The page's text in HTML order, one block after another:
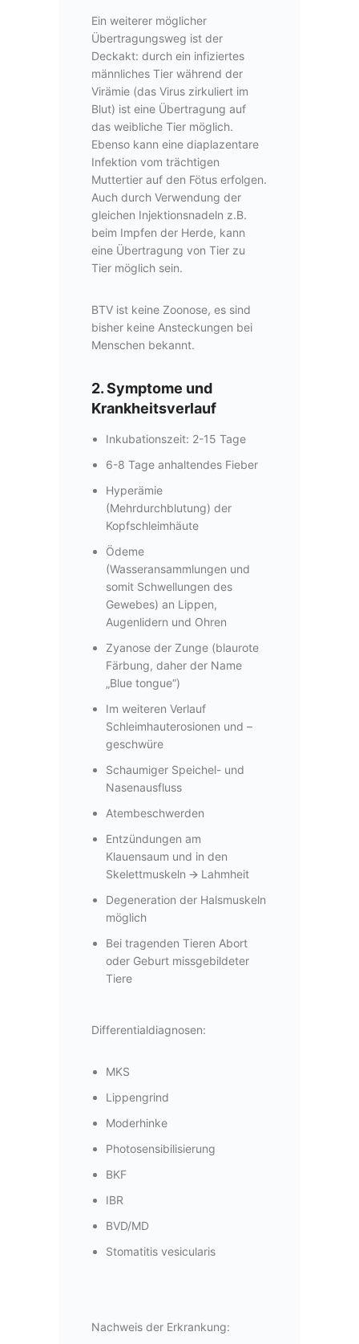
Ein weiterer möglicher
Übertragungsweg ist der
Deckakt: durch ein infiziertes
männliches Tier während der
Virämie (das Virus zirkuliert im
Blut) ist eine Übertragung auf
das weibliche Tier möglich.
Ebenso kann eine diaplazentare
Infektion vom trächtigen
Muttertier auf den Fötus erfolgen.
Auch durch Verwendung der
gleichen Injektionsnadeln z.B.
beim Impfen der Herde, kann
eine Übertragung von Tier zu
Tier möglich sein.
BTV ist keine Zoonose, es sind
bisher keine Ansteckungen bei
Menschen bekannt.
2. Symptome und
Krankheitsverlauf
Inkubationszeit: 2-15 Tage
6-8 Tage anhaltendes Fieber
Hyperämie
(Mehrdurchblutung) der
Kopfschleimhäute
Ödeme
(Wasseransammlungen und
somit Schwellungen des
Gewebes) an Lippen,
Augenlidern und Ohren
Zyanose der Zunge (blaurote
Färbung, daher der Name
„Blue tongue“)
Im weiteren Verlauf
Schleimhauterosionen und –
geschwüre
Schaumiger Speichel- und
Nasenausfluss
Atembeschwerden
Entzündungen am
Klauensaum und in den
Skelettmuskeln🡪 Lahmheit
Degeneration der Halsmuskeln
möglich
Bei tragenden Tieren Abort
oder Geburt missgebildeter
Tiere
Differentialdiagnosen:
MKS
Lippengrind
Moderhinke
Photosensibilisierung
BKF
IBR
BVD/MD
Stomatitis vesicularis
Nachweis der Erkrankung: